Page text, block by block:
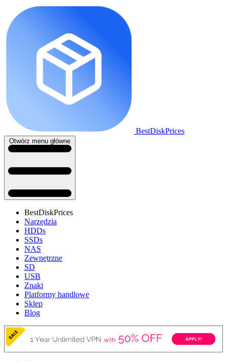
BestDiskPrices
Otwórz menu główne
BestDiskPrices
Narzędzia
HDDs
SSDs
NAS
Zewnętrzne
SD
USB
Znaki
Platformy handlowe
Sklep
Blog